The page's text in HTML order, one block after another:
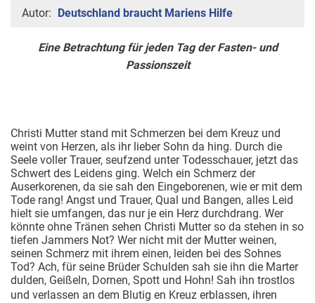
Autor: Deutschland braucht Mariens Hilfe
Eine Betrachtung für jeden Tag der Fasten- und
Passionszeit
Christi Mutter stand mit Schmerzen bei dem Kreuz und
weint von Herzen, als ihr lieber Sohn da hing. Durch die
Seele voller Trauer, seufzend unter Todesschauer, jetzt das
Schwert des Leidens ging. Welch ein Schmerz der
Auserkorenen, da sie sah den Eingeborenen, wie er mit dem
Tode rang! Angst und Trauer, Qual und Bangen, alles Leid
hielt sie umfangen, das nur je ein Herz durchdrang. Wer
könnte ohne Tränen sehen Christi Mutter so da stehen in so
tiefen Jammers Not? Wer nicht mit der Mutter weinen,
seinen Schmerz mit ihrem einen, leiden bei des Sohnes
Tod? Ach, für seine Brüder Schulden sah sie ihn die Marter
dulden, Geißeln, Dornen, Spott und Hohn! Sah ihn trostlos
und verlassen an dem Blutig en Kreuz erblassen, ihren